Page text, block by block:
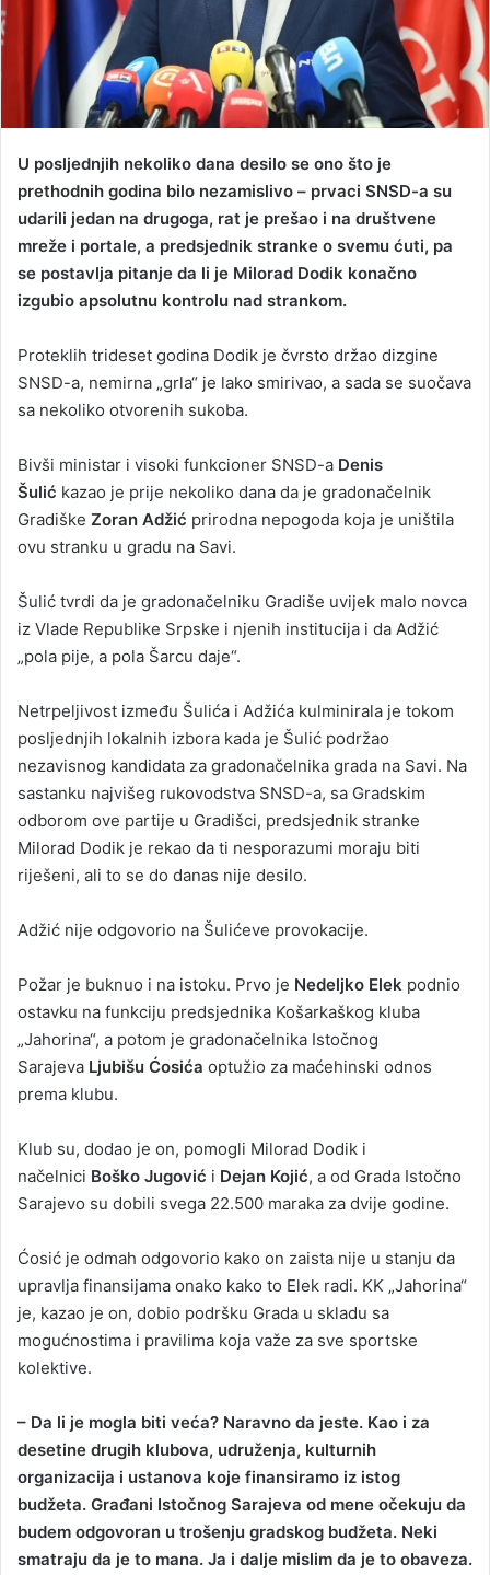
U posljednjih nekoliko dana desilo se ono što je
prethodnih godina bilo nezamislivo – prvaci SNSD-a su
udarili jedan na drugoga, rat je prešao i na društvene
mreže i portale, a predsjednik stranke o svemu ćuti, pa
se postavlja pitanje da li je Milorad Dodik konačno
izgubio apsolutnu kontrolu nad strankom.
Proteklih trideset godina Dodik je čvrsto držao dizgine
SNSD-a, nemirna „grla“ je lako smirivao, a sada se suočava
sa nekoliko otvorenih sukoba.
Bivši ministar i visoki funkcioner SNSD-a Denis
Šulić kazao je prije nekoliko dana da je gradonačelnik
Gradiške Zoran Adžić prirodna nepogoda koja je uništila
ovu stranku u gradu na Savi.
Šulić tvrdi da je gradonačelniku Gradiše uvijek malo novca
iz Vlade Republike Srpske i njenih institucija i da Adžić
„pola pije, a pola Šarcu daje“.
Netrpeljivost između Šulića i Adžića kulminirala je tokom
posljednjih lokalnih izbora kada je Šulić podržao
nezavisnog kandidata za gradonačelnika grada na Savi. Na
sastanku najvišeg rukovodstva SNSD-a, sa Gradskim
odborom ove partije u Gradišci, predsjednik stranke
Milorad Dodik je rekao da ti nesporazumi moraju biti
riješeni, ali to se do danas nije desilo.
Adžić nije odgovorio na Šulićeve provokacije.
Požar je buknuo i na istoku. Prvo je Nedeljko Elek podnio
ostavku na funkciju predsjednika Košarkaškog kluba
„Jahorina“, a potom je gradonačelnika Istočnog
Sarajeva Ljubišu Ćosića optužio za maćehinski odnos
prema klubu.
Klub su, dodao je on, pomogli Milorad Dodik i
načelnici Boško Jugović i Dejan Kojić, a od Grada Istočno
Sarajevo su dobili svega 22.500 maraka za dvije godine.
Ćosić je odmah odgovorio kako on zaista nije u stanju da
upravlja finansijama onako kako to Elek radi. KK „Jahorina“
je, kazao je on, dobio podršku Grada u skladu sa
mogućnostima i pravilima koja važe za sve sportske
kolektive.
– Da li je mogla biti veća? Naravno da jeste. Kao i za
desetine drugih klubova, udruženja, kulturnih
organizacija i ustanova koje finansiramo iz istog
budžeta. Građani Istočnog Sarajeva od mene očekuju da
budem odgovoran u trošenju gradskog budžeta. Neki
smatraju da je to mana. Ja i dalje mislim da je to obaveza.